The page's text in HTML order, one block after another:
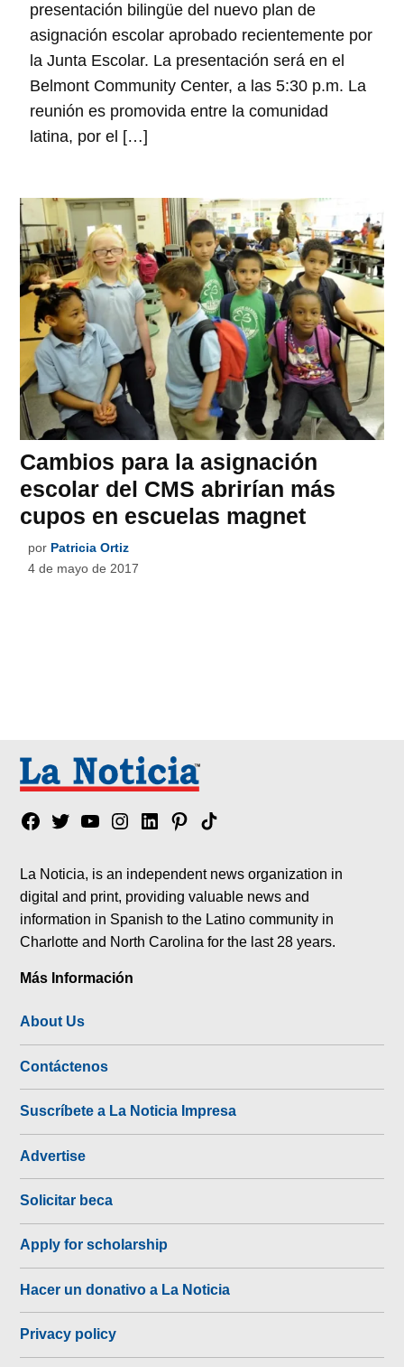
presentación bilingüe del nuevo plan de
asignación escolar aprobado recientemente por
la Junta Escolar. La presentación será en el
Belmont Community Center, a las 5:30 p.m. La
reunión es promovida entre la comunidad
latina, por el […]
Cambios para la asignación
escolar del CMS abrirían más
cupos en escuelas magnet
por Patricia Ortiz
4 de mayo de 2017
Facebook
TwitterYouTubeInstagram
LinkedinPinterest
Tik
La Noticia, is an independent news organization in
digital and print, providing valuable news and
information in Spanish to the Latino community in
Charlotte and North Carolina for the last 28 years.
Más Información
About Us
Contáctenos
Suscríbete a La Noticia Impresa
Advertise
Solicitar beca
Apply for scholarship
Hacer un donativo a La Noticia
Privacy policy